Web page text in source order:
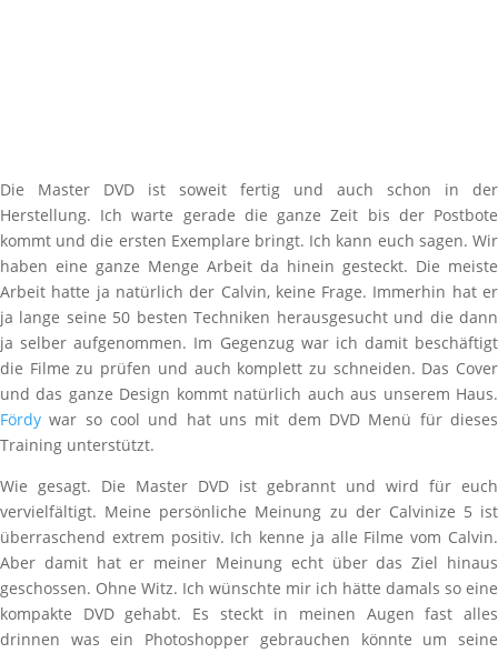
Die Master DVD ist soweit fertig und auch schon in der
Herstellung. Ich warte gerade die ganze Zeit bis der Postbote
kommt und die ersten Exemplare bringt. Ich kann euch sagen. Wir
haben eine ganze Menge Arbeit da hinein gesteckt. Die meiste
Arbeit hatte ja natürlich der Calvin, keine Frage. Immerhin hat er
ja lange seine 50 besten Techniken herausgesucht und die dann
ja selber aufgenommen. Im Gegenzug war ich damit beschäftigt
die Filme zu prüfen und auch komplett zu schneiden. Das Cover
und das ganze Design kommt natürlich auch aus unserem Haus.
Fördy war so cool und hat uns mit dem DVD Menü für dieses
Training unterstützt.
Wie gesagt. Die Master DVD ist gebrannt und wird für euch
vervielfältigt. Meine persönliche Meinung zu der Calvinize 5 ist
überraschend extrem positiv. Ich kenne ja alle Filme vom Calvin.
Aber damit hat er meiner Meinung echt über das Ziel hinaus
geschossen. Ohne Witz. Ich wünschte mir ich hätte damals so eine
kompakte DVD gehabt. Es steckt in meinen Augen fast alles
drinnen was ein Photoshopper gebrauchen könnte um seine